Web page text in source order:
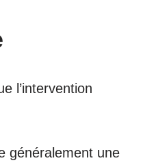
l’intervention
généralement une